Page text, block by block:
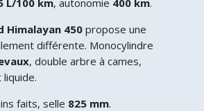
Himalayan 450propose une
différente. Monocylindre
, double arbre à cames,
faits, selle 825 mm.